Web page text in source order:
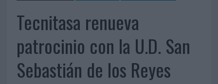
Tecnitasa renueva
patrocinio con la U.D. San
Sebastián de los Reyes